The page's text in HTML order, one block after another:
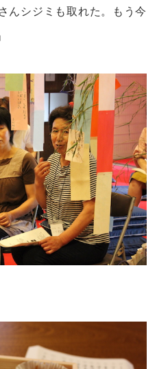
んシジミも取れた。もう今